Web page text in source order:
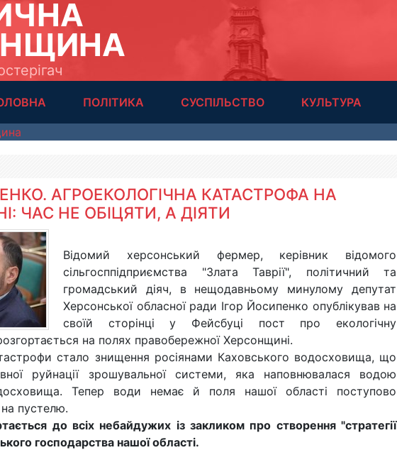
ПОЛІТИКА СУСПІЛЬСТВО КУЛЬТУРА
АГРОЕКОЛОГІЧНА КАТАСТРОФА НА
ЧАС НЕ ОБІЦЯТИ, А ДІЯТИ
Відомий херсонський фермер, керівник відомого
сільгосппідприємства "Злата Таврії", політичний та
громадський діяч, в нещодавньому минулому депутат
Херсонської обласної ради Ігор Йосипенко опублікував на
своїй сторінці у Фейсбуці пост про екологічну
на полях правобережної Херсонщині.
стало знищення росіянами Каховського водосховища, що
руйнації зрошувальної системи, яка наповнювалася водою
Тепер води немає й поля нашої області поступово
пустелю.
до всіх небайдужих із закликом про створення "стратегії
господарства нашої області.